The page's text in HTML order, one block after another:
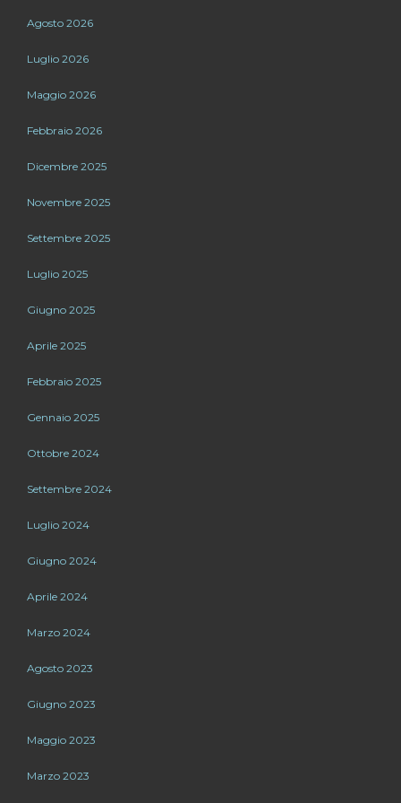
Agosto 2026
Luglio 2026
Maggio 2026
Febbraio 2026
Dicembre 2025
Novembre 2025
Settembre 2025
Luglio 2025
Giugno 2025
Aprile 2025
Febbraio 2025
Gennaio 2025
Ottobre 2024
Settembre 2024
Luglio 2024
Giugno 2024
Aprile 2024
Marzo 2024
Agosto 2023
Giugno 2023
Maggio 2023
Marzo 2023